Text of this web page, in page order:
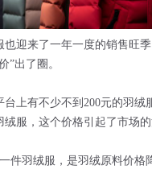
也迎来了一年一度的销售旺
”出了圈。
台上有不少不到200元的羽绒
服，这个价格引起了市场的
件羽绒服，是羽绒原料价格